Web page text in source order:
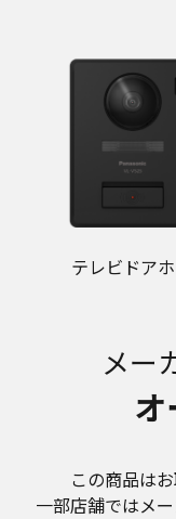
テレビドア
メー
この商品は
一部店舗ではメ